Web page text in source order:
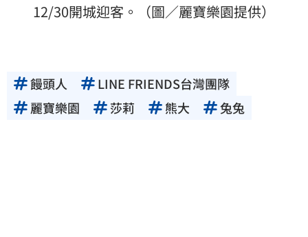
12/30開城迎客。（圖／麗寶樂園提供）
饅頭人
LINE FRIENDS台灣團隊
麗寶樂園
莎莉 熊大 兔兔